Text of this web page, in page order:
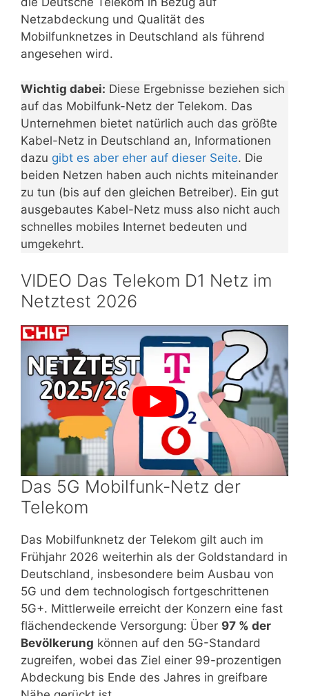
Netzabdeckung und Qualität des
Mobilfunknetzes in Deutschland als führend
angesehen wird.
Wichtig dabei: Diese Ergebnisse beziehen sich
auf das Mobilfunk-Netz der Telekom. Das
Unternehmen bietet natürlich auch das größte
Kabel-Netz in Deutschland an, Informationen
dazu gibt es aber eher auf dieser Seite. Die
beiden Netzen haben auch nichts miteinander
zu tun (bis auf den gleichen Betreiber). Ein gut
ausgebautes Kabel-Netz muss also nicht auch
schnelles mobiles Internet bedeuten und
umgekehrt.
VIDEO Das Telekom D1 Netz im
Netztest 2026
Das 5G Mobilfunk-Netz der
Telekom
Das Mobilfunknetz der Telekom gilt auch im
Frühjahr 2026 weiterhin als der Goldstandard in
Deutschland, insbesondere beim Ausbau von
5G und dem technologisch fortgeschrittenen
5G+. Mittlerweile erreicht der Konzern eine fast
flächendeckende Versorgung: Über 97 % der
Bevölkerung können auf den 5G-Standard
zugreifen, wobei das Ziel einer 99-prozentigen
Abdeckung bis Ende des Jahres in greifbare